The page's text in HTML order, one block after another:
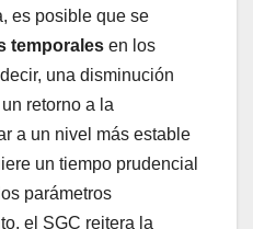
es posible que se
temporales en los
una disminución
retorno a la
a un nivel más estable
un tiempo prudencial
parámetros
el SGC reitera la